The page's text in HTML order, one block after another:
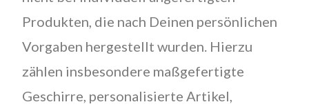
Produkten, die nach Deinen persönlichen
Vorgaben hergestellt wurden. Hierzu
zählen insbesondere maßgefertigte
Geschirre, personalisierte Artikel,